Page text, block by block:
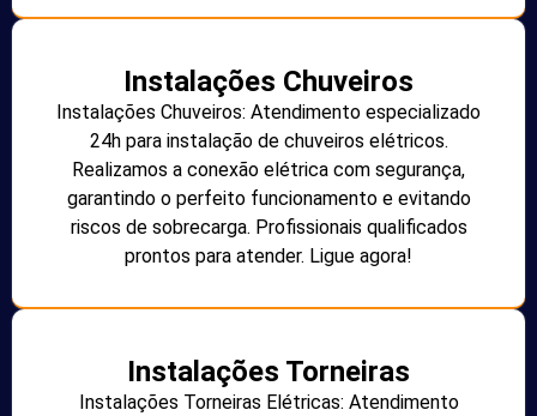
Instalações Chuveiros
Instalações Chuveiros: Atendimento especializado
24h para instalação de chuveiros elétricos.
Realizamos a conexão elétrica com segurança,
garantindo o perfeito funcionamento e evitando
riscos de sobrecarga. Profissionais qualificados
prontos para atender. Ligue agora!
Instalações Torneiras
Instalações Torneiras Elétricas: Atendimento